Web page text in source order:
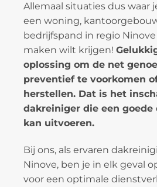
Allemaal situaties dus waar
een woning,
bedrijfspand in regio
maken wilt krijgen!
oplossing om de net
preventief te voorkomen
herstellen. Dat is het
dakreiniger die een
kan uitvoeren.
Bij ons, als ervaren
Ninove, ben je in elk geval
voor een optimale